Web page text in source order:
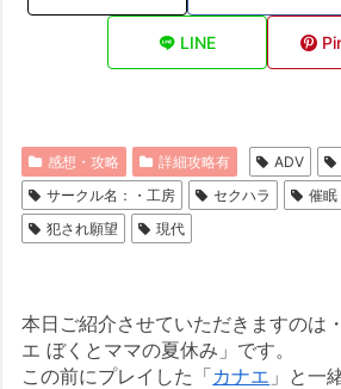
LINE
感想・攻略 詳細攻略有 ADV
サークル名：・工房
セクハラ 催眠
犯され願望
現代
本日ご紹介させていただきますのは
エ ぼくとママの夏休み」です。
この前にプレイした「カナエ 」と一